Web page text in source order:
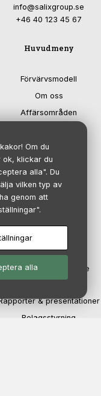
info@salixgroup.se
+46 40 123 45 67
Huvudmeny
Förvärvsmodell
Om oss
Affärsområden
Investerare
Kontakt
Investerare
Aktien och aktieägare
& presentationer
Bolagsstyrning
Om du
klickar du
alla". Du
vilken typ av
genom att
alla